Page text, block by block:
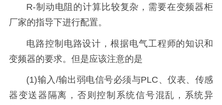
R-制动电阻的计算比较复杂，需要在变频器柜
厂家的指导下进行配置。
电路控制电路设计，根据电气工程师的知识和
变频器的要求。但是应该注意的是
(1)输入/输出弱电信号必须与PLC、仪表、传感
器变送器隔离，否则控制系统信号混乱，系统异